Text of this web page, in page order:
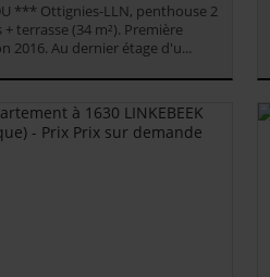
*** Ottignies-LLN, penthouse 2
terrasse (34 m²). Première
2016. Au dernier étage d'u...